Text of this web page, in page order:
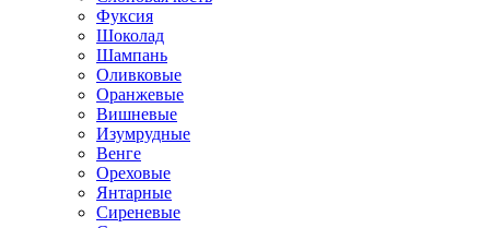
Фуксия
Шоколад
Шампань
Оливковые
Оранжевые
Вишневые
Изумрудные
Венге
Ореховые
Янтарные
Сиреневые